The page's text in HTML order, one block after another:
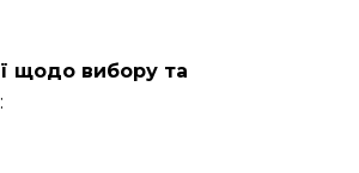
щодо вибору та
: